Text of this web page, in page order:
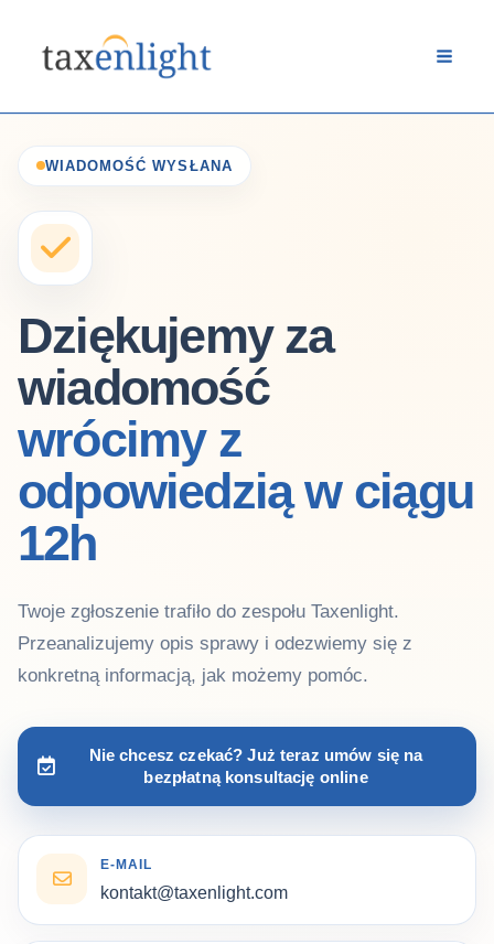
WIADOMOŚĆ WYSŁANA
Dziękujemy za
wiadomość
wrócimy z
odpowiedzią w ciągu
12h
Twoje zgłoszenie trafiło do zespołu Taxenlight.
Przeanalizujemy opis sprawy i odezwiemy się z
konkretną informacją, jak możemy pomóc.
Nie chcesz czekać? Już teraz umów się na
bezpłatną konsultację online
E-MAIL
kontakt@taxenlight.com